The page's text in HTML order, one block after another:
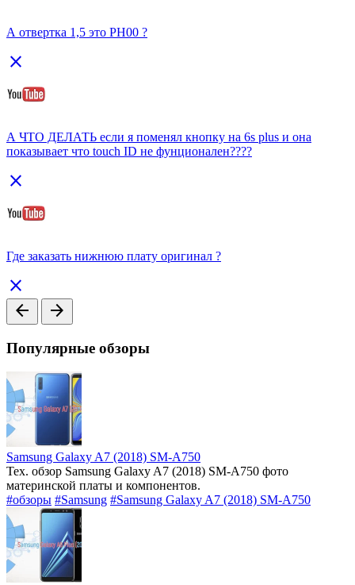
А отвертка 1,5 это PH00 ?
close
А ЧТО ДЕЛАТЬ если я поменял кнопку на 6s plus и она
показывает что touch ID не фунционален????
close
Где заказать нижнюю плату оригинал ?
close
arrow_back
arrow_forward
Популярные обзоры
Samsung Galaxy A7 (2018) SM-A750
Тех. обзор Samsung Galaxy A7 (2018) SM-A750 фото
материнской платы и компонентов.
#обзоры #Samsung #Samsung Galaxy A7 (2018) SM-A750